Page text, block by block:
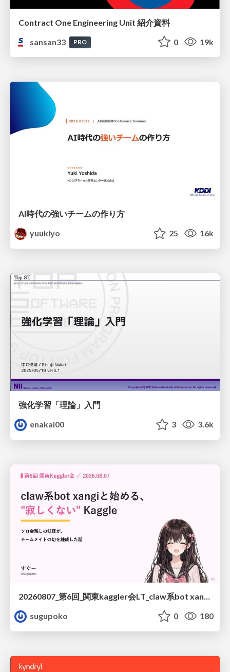
Contract One Engineering Unit 紹介資料
sansan33
PRO 0 19k
AI時代の強いチームの作り方
yuukiyo
25 16k
強化学習「理論」入門
enakai00
3 3.6k
sugupoko
0 180